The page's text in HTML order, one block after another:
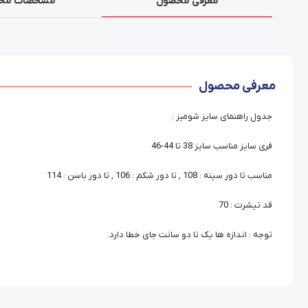
معرفی محصول
جدول راهنمای سایز شومیز :
فری سایز مناسب سایز 38 تا 44-46
مناسب تا دور سینه : 108 , تا دور شکم : 106 , تا دور باسن : 114
قد تیشرت : 70
توجه : اندازه ها یک تا دو سانت جای خطا دارد.